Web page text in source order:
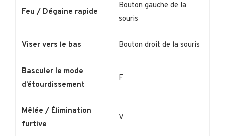
Feu / Dégaine rapide
Bouton gauche de la
souris
Viser vers le bas Bouton droit de la souris
Basculer le mode
d’étourdissement
F
Mêlée / Élimination
furtive
V